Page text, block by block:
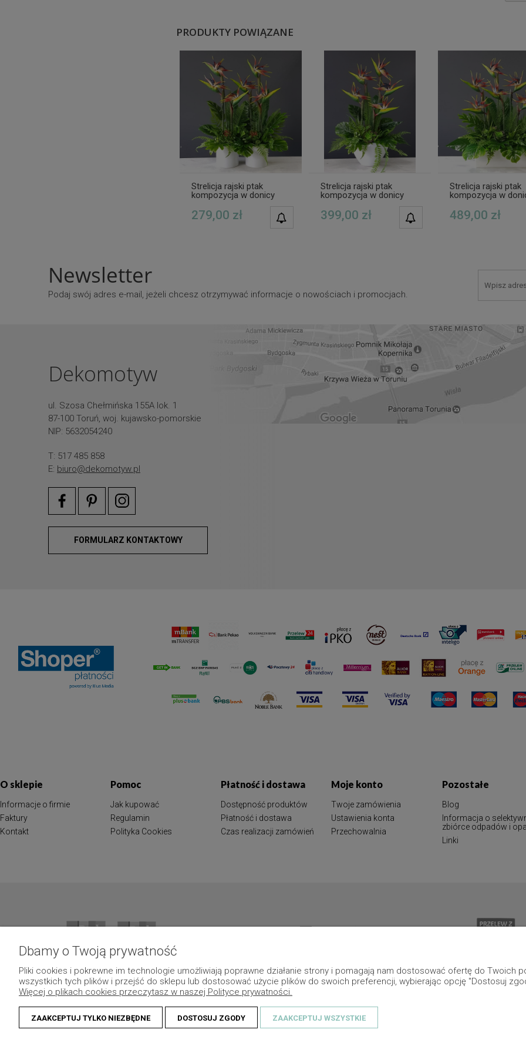
PRODUKTY POWIĄZANE
Strelicja rajski ptak
kompozycja w donicy
G
279,00 zł
POWIADOM O
DOSTĘPNOŚCI
Strelicja rajski ptak
kompozycja w donicy
white G
399,00 zł
POWIADOM O
DOSTĘPNOŚCI
Strelicja rajski ptak
kompozycja w
white G
489,00 zł
Newsletter
Podaj swój adres e-mail, jeżeli chcesz otrzymywać informacje o nowościach i promocjach.
Dekomotyw
ul. Szosa Chełmińska 155A lok. 1
87-100 Toruń, woj. kujawsko-pomorskie
NIP: 5632054240
T: 517 485 858
E: biuro@dekomotyw.pl
FORMULARZ KONTAKTOWY
O sklepie
Informacje o firmie
Faktury
Kontakt
Pomoc
Jak kupować
Regulamin
Polityka Cookies
Płatność i dostawa
Dostępność produktów
Płatność i dostawa
Czas realizacji zamówień
Moje konto
Twoje zamówienia
Ustawienia konta
Przechowalnia
Pozostałe
Blog
Informacja o
zbiórce odpadów i
Linki
Dbamy o Twoją prywatność
Pliki cookies i pokrewne im technologie umożliwiają poprawne działanie strony i pomagają nam dostosować ofertę do Twoich
wszystkich tych plików i przejść do sklepu lub dostosować użycie plików do swoich preferencji, wybierając opcję "Dostosuj
Więcej o plikach cookies przeczytasz w naszej Polityce prywatności.
ZAAKCEPTUJ TYLKO NIEZBĘDNE DOSTOSUJ ZGODY ZAAKCEPTUJ WSZYSTKIE